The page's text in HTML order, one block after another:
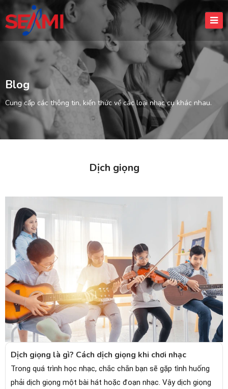
Blog
Cung cấp các thông tin, kiến thức về các loại nhạc cụ khác nhau.
Dịch giọng
Dịch giọng là gì? Cách dịch giọng khi chơi nhạc
Trong quá trình học nhạc, chắc chắn bạn sẽ gặp tình huống
phải dịch giọng một bài hát hoặc đoạn nhạc. Vậy dịch giọng